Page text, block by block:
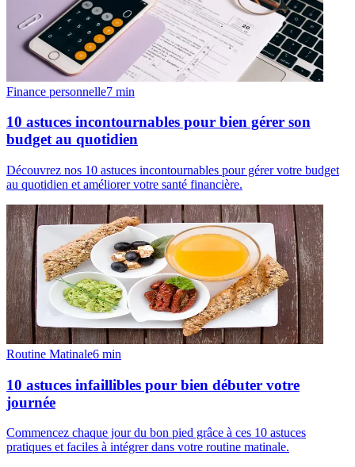
Finance personnelle7 min
10 astuces incontournables pour bien gérer son
budget au quotidien
Découvrez nos 10 astuces incontournables pour gérer votre budget
au quotidien et améliorer votre santé financière.
Routine Matinale6 min
10 astuces infaillibles pour bien débuter votre
journée
Commencez chaque jour du bon pied grâce à ces 10 astuces
pratiques et faciles à intégrer dans votre routine matinale.